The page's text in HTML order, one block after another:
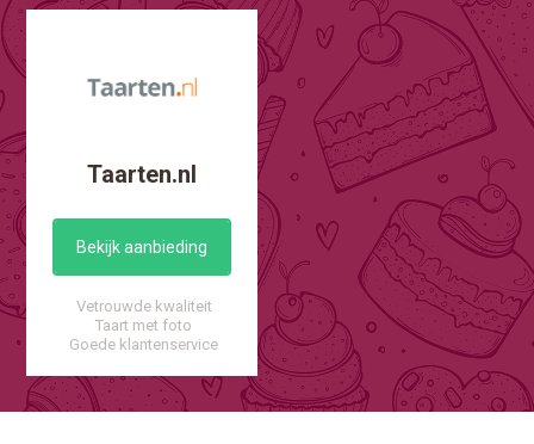
Taarten.nl
Bekijk aanbieding
Vetrouwde kwaliteit
Taart met foto
Goede klantenservice